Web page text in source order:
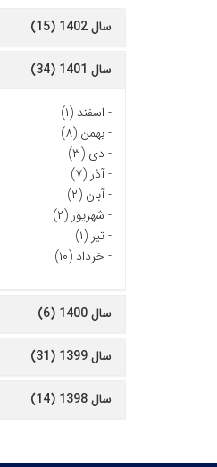
سال 1402 (15)
سال 1401 (34)
- اسفند (۱)
-بهمن (۸)
- دی (۳)
-آذر (۷)
-آبان (۲)
- شهریور (۲)
-تیر (۱)
- خرداد (۱۰)
سال 1400 (6)
سال 1399 (31)
سال 1398 (14)